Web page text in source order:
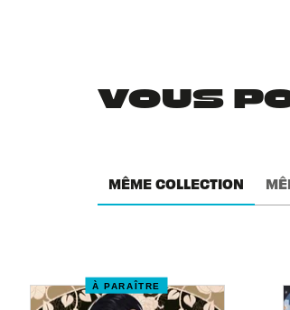
VOUS
MÊME COLLECTION
À PARAÎTRE